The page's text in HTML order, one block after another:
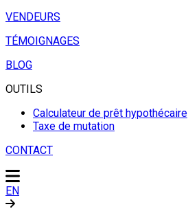
VENDEURS
TÉMOIGNAGES
BLOG
OUTILS
Calculateur de prêt hypothécaire
Taxe de mutation
CONTACT
EN